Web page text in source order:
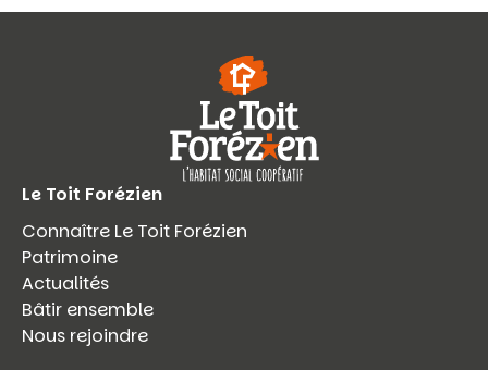
Le Toit Forézien
Connaître Le Toit Forézien
Patrimoine
Actualités
Bâtir ensemble
Nous rejoindre